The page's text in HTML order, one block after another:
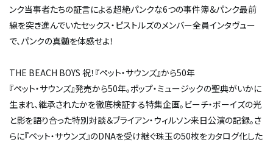
ンク当事者たちの証言による超絶パンクな6つの事件簿＆パンク最前
線を突き進んでいたセックス・ピストルズのメンバー全員インタヴュー
で、パンクの真髄を体感せよ！
THE BEACH BOYS 祝！『ペット・サウンズ』から50年
『ペット・サウンズ』発売から50年。ポップ・ミュージックの聖典がいかに
生まれ、継承されたかを徹底検証する特集企画。ビーチ・ボーイズの光
と影を語り合った特別対談＆ブライアン・ウィルソン来日公演の記録。さ
らに『ペット・サウンズ』のDNAを受け継ぐ珠玉の50枚をカタログ化した